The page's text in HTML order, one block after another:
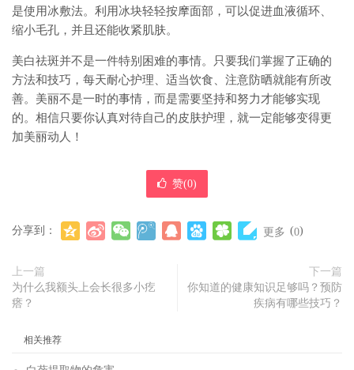
是使用冰敷法。利用冰块轻轻按摩面部，可以促进血液循环、
缩小毛孔，并且还能收紧肌肤。
美白祛斑并不是一件特别困难的事情。只要我们掌握了正确的
方法和技巧，每天耐心护理、适当饮食、注意防晒就能有所改
善。美丽不是一时的事情，而是需要坚持和努力才能够实现
的。相信只要你认真对待自己的皮肤护理，就一定能够变得更
加美丽动人！
赞(0)
分享到： 更多 (0)
上一篇
为什么我额头上会长很多小疙
瘩？
下一篇
你知道的健康知识足够吗？预防
疾病有哪些技巧？
相关推荐